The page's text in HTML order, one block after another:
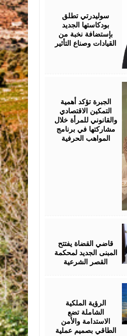
سوليدرتي تطلق
بودكاستها الجديد
بإستضافة نخبة من
القيادات وصناع التأثير
الجبرة تؤكد أهمية
التمكين الاقتصادي
والقانوني للمرأة خلال
مشاركتها في برنامج
المواهب الحرفية
قاضي القضاة يفتتح
المبنى الجديد لمحكمة
القصر الشرعية
الرؤية الملكية
الشاملة تضع
الاستدامة والأمن
الطاقي بصميم عملية